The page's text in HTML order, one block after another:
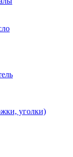
уголки)